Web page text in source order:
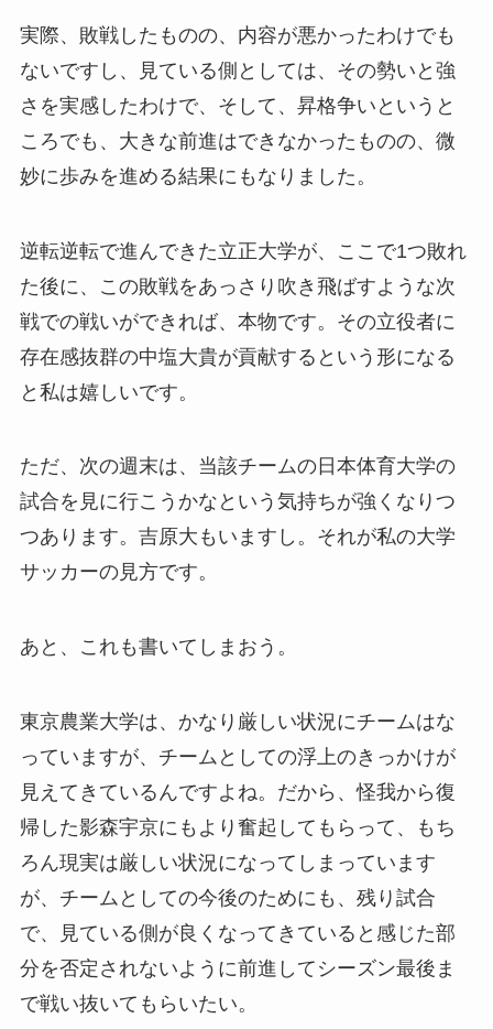
実際、敗戦したものの、内容が悪かったわけでも
ないですし、見ている側としては、その勢いと強
さを実感したわけで、そして、昇格争いというと
ころでも、大きな前進はできなかったものの、微
妙に歩みを進める結果にもなりました。
逆転逆転で進んできた立正大学が、ここで1つ敗れ
た後に、この敗戦をあっさり吹き飛ばすような次
戦での戦いができれば、本物です。その立役者に
存在感抜群の中塩大貴が貢献するという形になる
と私は嬉しいです。
ただ、次の週末は、当該チームの日本体育大学の
試合を見に行こうかなという気持ちが強くなりつ
つあります。吉原大もいますし。それが私の大学
サッカーの見方です。
あと、これも書いてしまおう。
東京農業大学は、かなり厳しい状況にチームはな
っていますが、チームとしての浮上のきっかけが
見えてきているんですよね。だから、怪我から復
帰した影森宇京にもより奮起してもらって、もち
ろん現実は厳しい状況になってしまっています
が、チームとしての今後のためにも、残り試合
で、見ている側が良くなってきていると感じた部
分を否定されないように前進してシーズン最後ま
で戦い抜いてもらいたい。